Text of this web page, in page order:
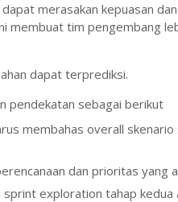
merasakan kepuasan
membuat tim pengembang
dapat terprediksi.
pendekatan sebagai berikut
membahas overall
dan prioritas yang
exploration tahap